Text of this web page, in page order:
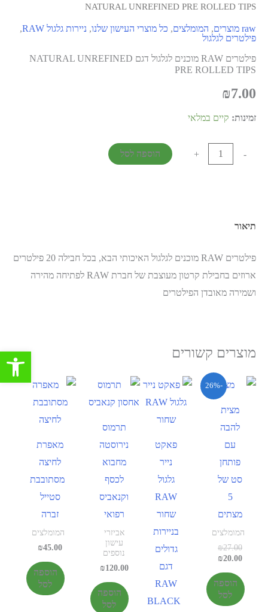
פתח
NATURAL UNREFINED PRE ROLLED TIPS
raw מוצרים , המומלצים, כל מוצרי העישון שלנו, ניירות גלגול RAW
,
פילטרים לגלגול
פילטרים RAW מוכנים לגלגול דגם NATURAL UNREFINED
PRE ROLLED TIPS
₪7.00
זמינות: קיים במלאי
-
+ הוספה לסל
תיאור
פילטרים RAW מוכנים לגלגול האיכותי הבא, בכל חבילה 20 פילטרים
ארוזים בחבילת קרטון מעוצבת של חברת RAW לפתיחה מהירה
ושמירה מאובדן הפילטרים
מוצרים קשורים
-26%
מצית
להבה
עם
פותחן
סט של
5
מצתים
המומלצים
₪27.00
₪20.00
הוספה
לסל
פאקט
נייר
גלגול
RAW
שחור
בניירות
גדולים
דגם
RAW
BLACK
תרמוס
נירוסטה
מחבוא
לכסף
וקנאביס
רפואי
אביזרי
עישון
נוספים
₪120.00
הוספה
לסל
מאפרת
לחיצה
מסתובבת
סטייל
זברה
המומלצים
₪45.00
הוספה
לסל